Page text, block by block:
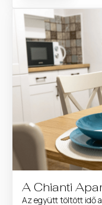
A Chianti
Az együtt töltött idő